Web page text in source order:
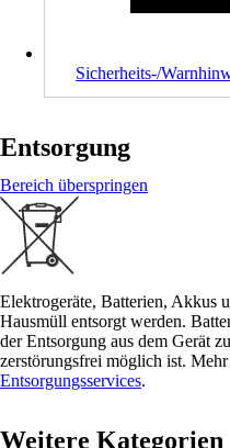
Sicherheits-/
Entsorgung
Bereich überspringen
Elektrogeräte, Batterien, Akkus
Hausmüll entsorgt werden.
der Entsorgung aus dem Gerät
zerstörungsfrei möglich ist.
Entsorgungsservices.
Weitere Kategorien